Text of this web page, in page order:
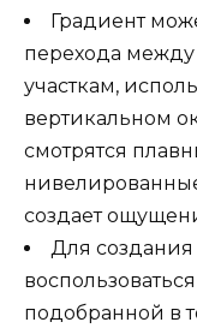
Градиент
перехода
участкам,
вертикальном
смотрятся
создает
Для
подобранной в